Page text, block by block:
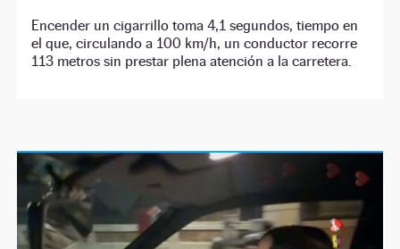
Encender un cigarrillo toma 4,1 segundos, tiempo en
el que, circulando a 100 km/h, un conductor recorre
113 metros sin prestar plena atención a la carretera.